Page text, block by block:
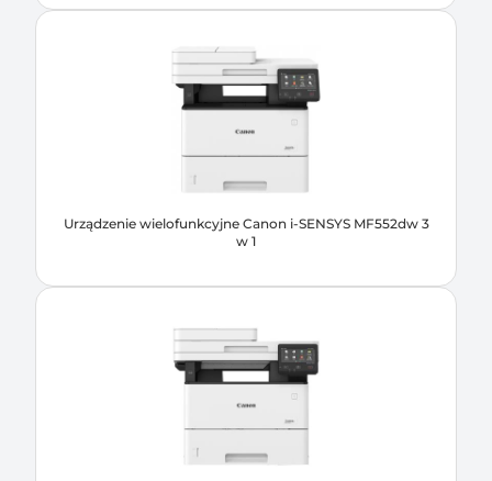
Urządzenie wielofunkcyjne Canon i-SENSYS MF552dw 3
w 1